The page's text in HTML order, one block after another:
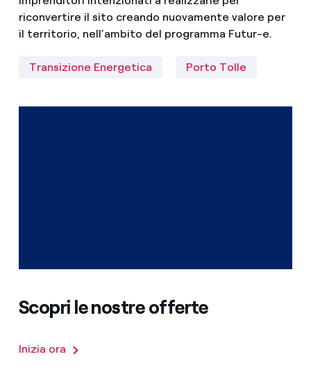
riconvertire il sito creando nuovamente valore per
il territorio, nell’ambito del programma Futur-e.
Transizione Energetica Porto Tolle
Scopri le nostre offerte
Inizia ora